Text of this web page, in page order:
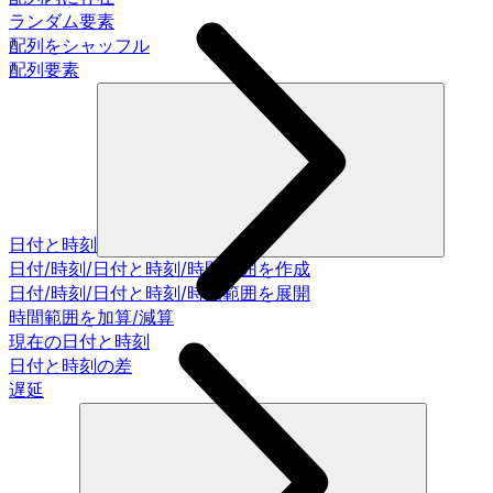
ランダム要素
配列をシャッフル
配列要素
日付と時刻
日付/時刻/日付と時刻/時間範囲を作成
日付/時刻/日付と時刻/時間範囲を展開
時間範囲を加算/減算
現在の日付と時刻
日付と時刻の差
遅延